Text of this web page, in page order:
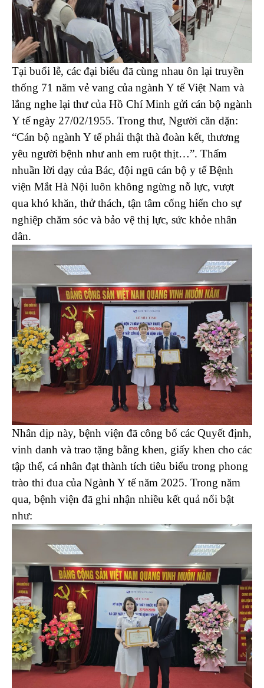
Tại buổi lễ, các đại biểu đã cùng nhau ôn lại truyền
thống 71 năm vẻ vang của ngành Y tế Việt Nam và
lắng nghe lại thư của Hồ Chí Minh gửi cán bộ ngành
Y tế ngày 27/02/1955. Trong thư, Người căn dặn:
“Cán bộ ngành Y tế phải thật thà đoàn kết, thương
yêu người bệnh như anh em ruột thịt…”. Thấm
nhuần lời dạy của Bác, đội ngũ cán bộ y tế Bệnh
viện Mắt Hà Nội luôn không ngừng nỗ lực, vượt
qua khó khăn, thử thách, tận tâm cống hiến cho sự
nghiệp chăm sóc và bảo vệ thị lực, sức khỏe nhân
dân.
Nhân dịp này, bệnh viện đã công bố các Quyết định,
vinh danh và trao tặng bằng khen, giấy khen cho các
tập thể, cá nhân đạt thành tích tiêu biểu trong phong
trào thi đua của Ngành Y tế năm 2025. Trong năm
qua, bệnh viện đã ghi nhận nhiều kết quả nổi bật
như: